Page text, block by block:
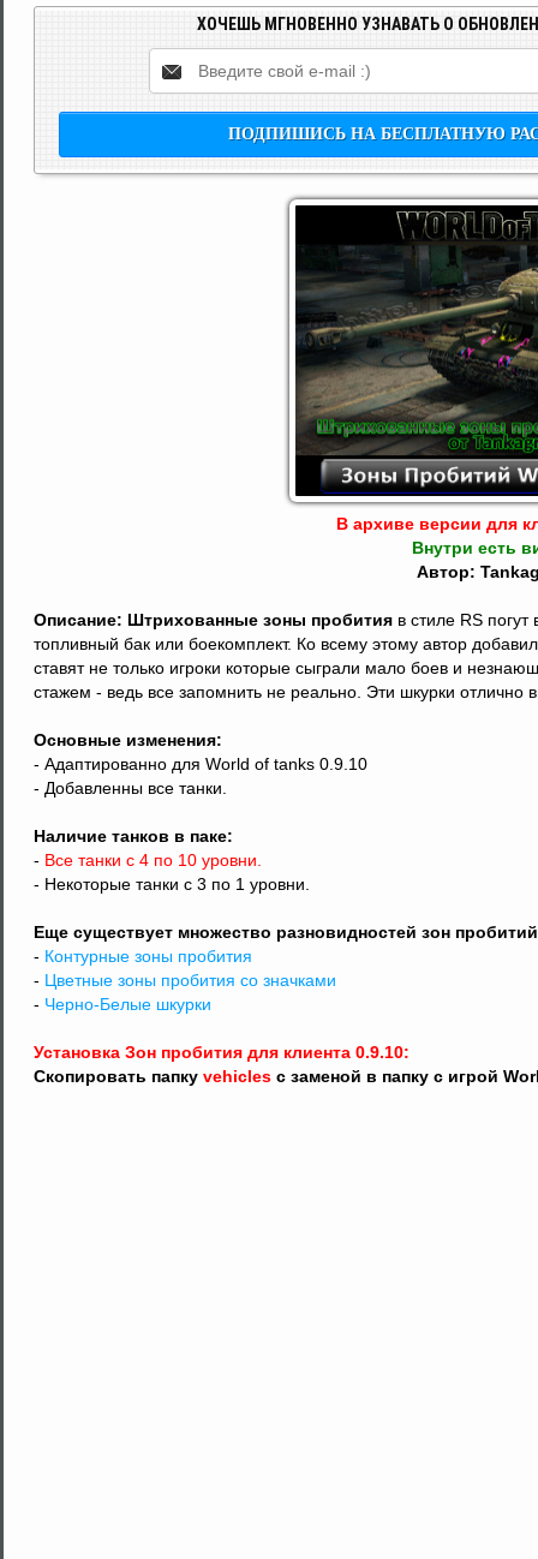
ХОЧЕШЬ МГНОВЕННО УЗНАВАТЬ О
В архиве версии для
Внутри есть
Автор:
Описание: Штрихованные зоны пробития в стиле RS
топливный бак или боекомплект. Ко всему этому автор
ставят не только игроки которые сыграли мало боев и
стажем - ведь все запомнить не реально. Эти шкурки отлично
Основные изменения:
- Адаптированно для World of tanks 0.9.10
- Добавленны все танки.
Наличие танков в паке:
- Все танки с 4 по 10 уровни.
- Некоторые танки с 3 по 1 уровни.
Еще существует множество разновидностей зон
- Контурные зоны пробития
- Цветные зоны пробития со значками
- Черно-Белые шкурки
Установка Зон пробития для клиента 0.9.10:
Скопировать папку vehicles с заменой в папку с игрой